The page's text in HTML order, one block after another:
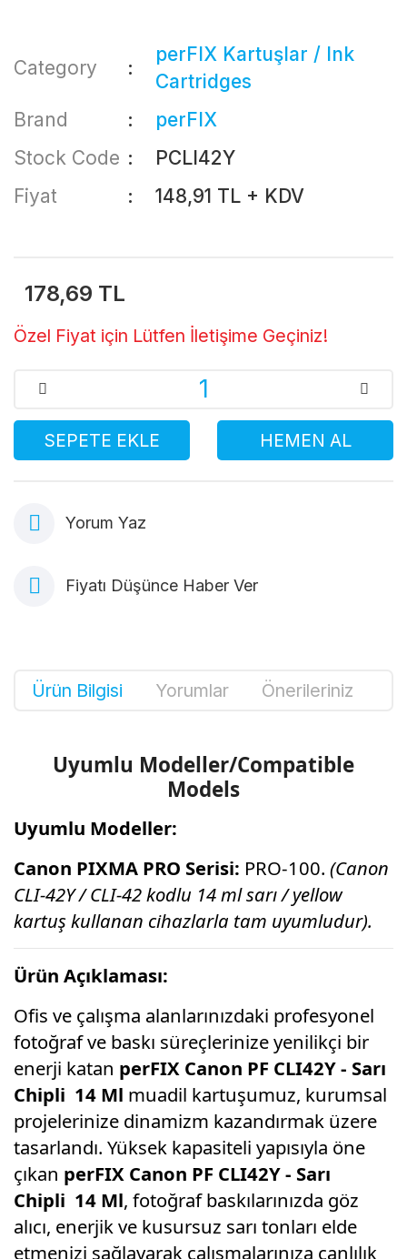
Category
perFIX Kartuşlar / Ink
Cartridges
Brand
perFIX
Stock Code
PCLI42Y
Fiyat
148,91 TL + KDV
178,69 TL
Özel Fiyat için Lütfen İletişime Geçiniz!
SEPETE EKLE HEMEN AL
Yorum Yaz
Fiyatı Düşünce Haber Ver
Ürün Bilgisi Yorumlar Önerileriniz
Uyumlu Modeller/Compatible
Models
Uyumlu Modeller:
Canon PIXMA PRO Serisi: PRO-100. (Canon
CLI-42Y / CLI-42 kodlu 14 ml sarı / yellow
kartuş kullanan cihazlarla tam uyumludur).
Ürün Açıklaması:
Ofis ve çalışma alanlarınızdaki profesyonel
fotoğraf ve baskı süreçlerinize yenilikçi bir
enerji katan perFIX Canon PF CLI42Y - Sarı
Chipli 14 Ml muadil kartuşumuz, kurumsal
projelerinize dinamizm kazandırmak üzere
tasarlandı. Yüksek kapasiteli yapısıyla öne
çıkan perFIX Canon PF CLI42Y - Sarı
Chipli 14 Ml, fotoğraf baskılarınızda göz
alıcı, enerjik ve kusursuz sarı tonları elde
etmenizi sağlayarak çalışmalarınıza canlılık